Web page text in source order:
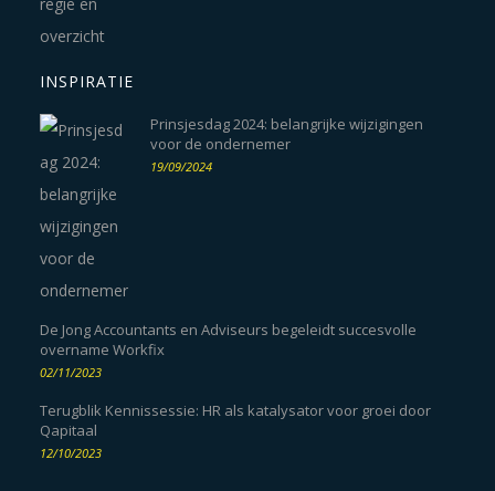
INSPIRATIE
Prinsjesdag 2024: belangrijke wijzigingen
voor de ondernemer
19/09/2024
De Jong Accountants en Adviseurs begeleidt succesvolle
overname Workfix
02/11/2023
Terugblik Kennissessie: HR als katalysator voor groei door
Qapitaal
12/10/2023